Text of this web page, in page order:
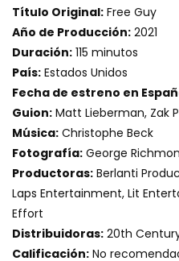
Título Original: Free Guy
Año de Producción: 2021
Duración: 115 minutos
País: Estados Unidos
Fecha de estreno en
Guion: Matt Lieberman, Zak
Música: Christophe Beck
Fotografía: George
Productoras: Berlanti
Laps Entertainment, Lit
Effort
Distribuidoras: 20th
Calificación: No